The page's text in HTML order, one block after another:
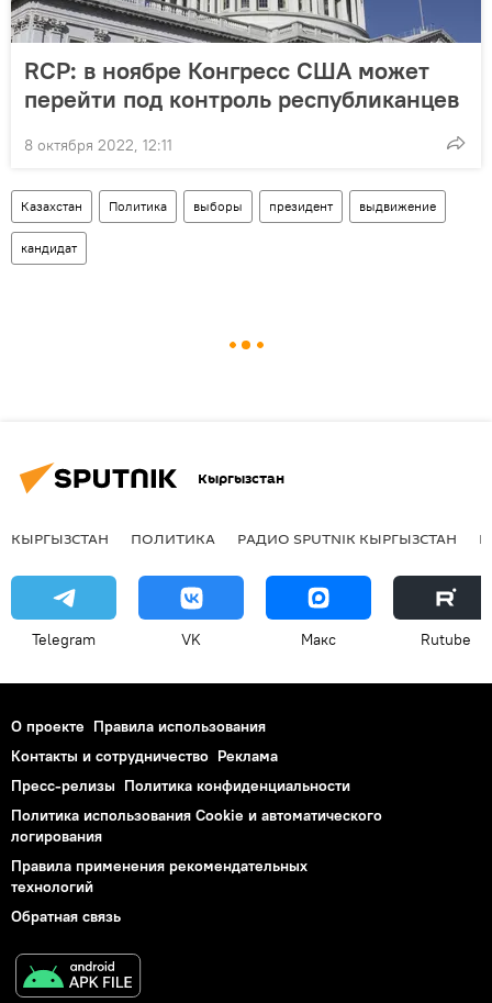
RCP: в ноябре Конгресс США может
перейти под контроль республиканцев
8 октября 2022, 12:11
Казахстан Политика выборы президент выдвижение
кандидат
Кыргызстан
КЫРГЫЗСТАН ПОЛИТИКА РАДИО SPUTNIK КЫРГЫЗСТАН
Telegram VK Макс Rutube
О проекте Правила использования
Контакты и сотрудничество Реклама
Пресс-релизы Политика конфиденциальности
Политика использования Cookie и автоматического
логирования
Правила применения рекомендательных
технологий
Обратная связь